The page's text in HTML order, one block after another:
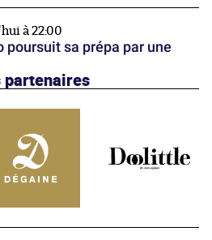
à 22:00
poursuit sa prépa par une
partenaires